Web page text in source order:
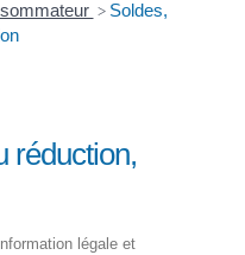
> Soldes,
réduction,
légale et